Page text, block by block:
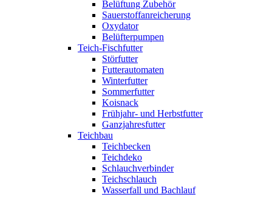
Belüftung Zubehör
Sauerstoffanreicherung
Oxydator
Belüfterpumpen
Teich-Fischfutter
Störfutter
Futterautomaten
Winterfutter
Sommerfutter
Koisnack
Frühjahr- und Herbstfutter
Ganzjahresfutter
Teichbau
Teichbecken
Teichdeko
Schlauchverbinder
Teichschlauch
Wasserfall und Bachlauf